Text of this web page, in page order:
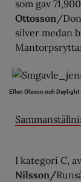
som gav
Ottosson /
silver medan
Ellen Olsson och Daylight
I kategori C,
Nilsson/